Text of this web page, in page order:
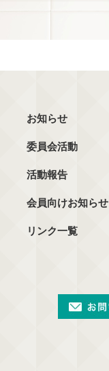
お知らせ
委員会活動
活動報告
会員向けお知らせ
リンク一覧